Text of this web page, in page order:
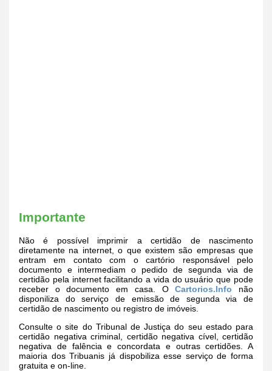
Importante
Não é possível imprimir a certidão de nascimento
diretamente na internet, o que existem são empresas que
entram em contato com o cartório responsável pelo
documento e intermediam o pedido de segunda via de
certidão pela internet facilitando a vida do usuário que pode
receber o documento em casa. OCartorios.Info não
disponiliza do serviço de emissão de segunda via de
certidão de nascimento ou registro de imóveis.
Consulte o site do Tribunal de Justiça do seu estado para
certidão negativa criminal, certidão negativa cível, certidão
negativa de falência e concordata e outras certidões. A
maioria dos Tribuanis já dispobiliza esse serviço de forma
gratuita e on-line.